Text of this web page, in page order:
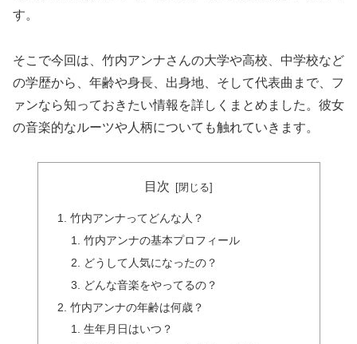
す。
そこで今回は、竹内アンナさんの大学や高校、中学校など
の学歴から、年齢や身長、出身地、そして代表曲まで、フ
ァンなら知っておきたい情報を詳しくまとめました。彼女
の音楽的なルーツや人柄についても触れていきます。
目次
竹内アンナってどんな人？
竹内アンナの基本プロフィール
どうして人気になったの？
どんな音楽をやってるの？
竹内アンナの年齢は何歳？
生年月日はいつ？